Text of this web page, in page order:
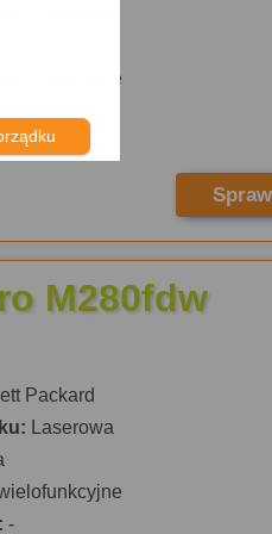
Pro M377
M280fdw
Packard
Laserowa
-